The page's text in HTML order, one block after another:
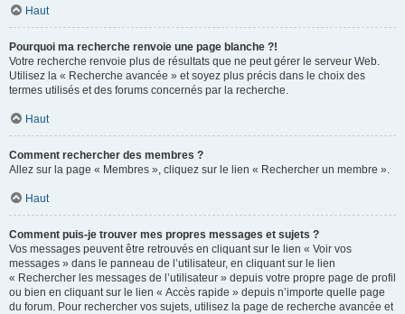
Haut
Pourquoi ma recherche renvoie une page blanche ?!
Votre recherche renvoie plus de résultats que ne peut gérer le serveur Web.
Utilisez la « Recherche avancée » et soyez plus précis dans le choix des
termes utilisés et des forums concernés par la recherche.
Haut
Comment rechercher des membres ?
Allez sur la page « Membres », cliquez sur le lien « Rechercher un membre ».
Haut
Comment puis-je trouver mes propres messages et sujets ?
Vos messages peuvent être retrouvés en cliquant sur le lien « Voir vos
messages » dans le panneau de l’utilisateur, en cliquant sur le lien
« Rechercher les messages de l’utilisateur » depuis votre propre page de profil
ou bien en cliquant sur le lien « Accès rapide » depuis n’importe quelle page
du forum. Pour rechercher vos sujets, utilisez la page de recherche avancée et